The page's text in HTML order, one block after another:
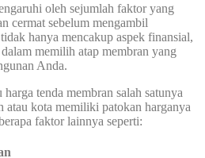
oleh sejumlah faktor yang
cermat sebelum mengambil
hanya mencakup aspek finansial,
memilih atap membran yang
Anda.
tenda membran salah satunya
atau kota memiliki patokan harganya
faktor lainnya seperti: